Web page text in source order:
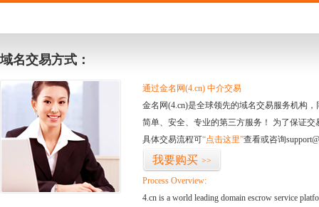
域名交易方式：
通过金名网(4.cn) 中介交易
金名网(4.cn)是全球领先的域名交易服务机构
简单、安全、专业的第三方服务！ 为了保证
具体交易流程可“点击这里”查看或咨询
我要购买 >>
Process Overview:
4.cn is a world leading domain escrow service